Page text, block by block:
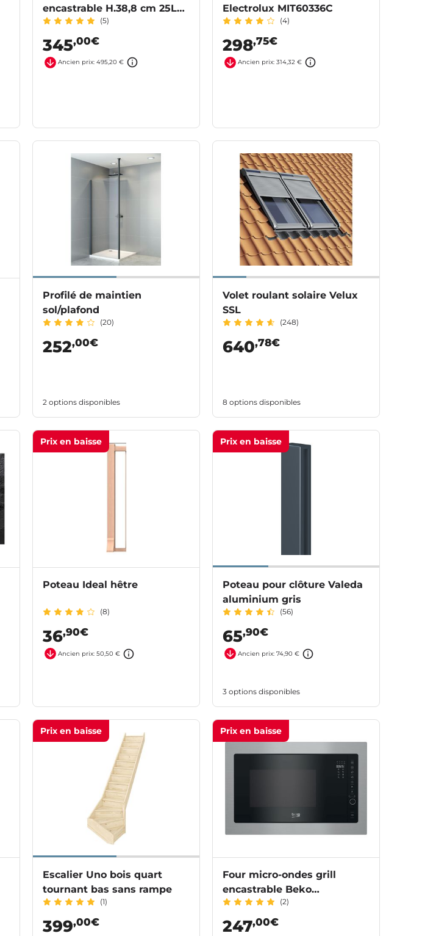
encastrable H.38,8 cm 25L
ELECTROLUX
(5)
345,00€
Ancien prix: 495,20 €
Electrolux MIT60336C
(4)
298,75€
Ancien prix: 314,32 €
Profilé de maintien
sol/plafond
(20)
252,00€
2 options disponibles
Volet roulant solaire Velux
SSL
(248)
640,78€
8 options disponibles
Prix en baisse
Poteau Ideal hêtre
(8)
36,90€
Ancien prix: 50,50 €
Prix en baisse
Poteau pour clôture Valeda
aluminium gris
(56)
65,90€
Ancien prix: 74,90 €
3 options disponibles
Prix en baisse
Escalier Uno bois quart
tournant bas sans rampe
(1)
399,00€
Prix en baisse
Four micro-ondes grill
encastrable Beko
BMGB25332BG
(2)
247,00€